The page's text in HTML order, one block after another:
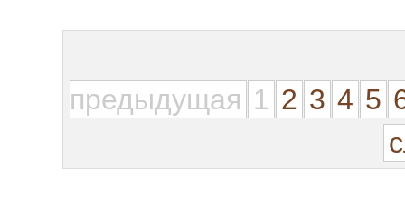
предыдущая 1 2 3 4 5